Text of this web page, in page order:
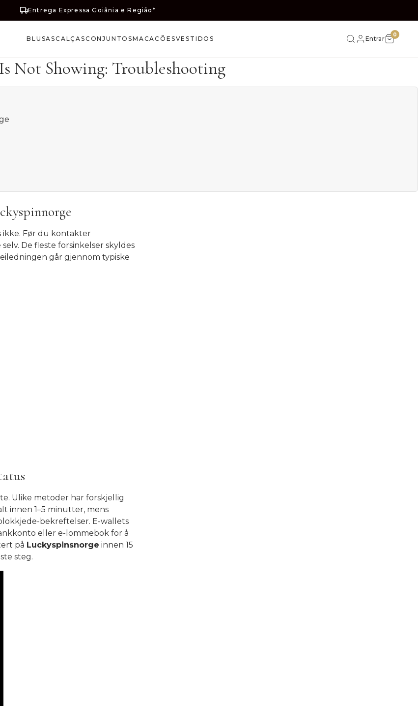
Entrega Expressa Goiânia e Região*
BLUSASCALÇASCONJUNTOSMACACÕESVESTIDOS Entrar
0
Not Showing: Troubleshooting
ikke. Før du kontakter
De fleste forsinkelser skyldes
går gjennom typiske
Ulike metoder har forskjellig
innen 1–5 minutter, mens
bekreftelser. E-wallets
eller e-lommebok for å
på Luckyspinsnorge innen 15
steg.